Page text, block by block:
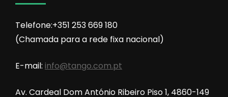
Telefone:+351 253 669 180
(Chamada para a rede fixa nacional)
E-mail: info@tango.com.pt
Av. Cardeal Dom António Ribeiro Piso 1, 4860-149